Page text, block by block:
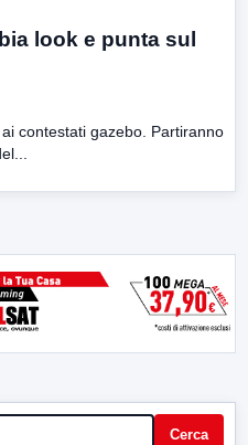
look e punta sul
contestati gazebo. Partiranno
Cerca